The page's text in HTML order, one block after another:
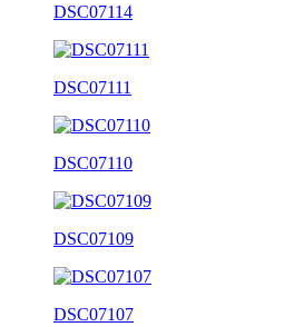
DSC07114
DSC07111
DSC07110
DSC07109
DSC07107